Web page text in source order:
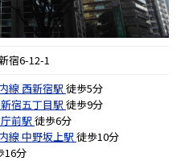
宿6-12-1
線 西新宿駅 徒歩5分
宿五丁目駅 徒歩9分
前駅 徒歩6分
線中野坂上駅 徒歩10分
16分